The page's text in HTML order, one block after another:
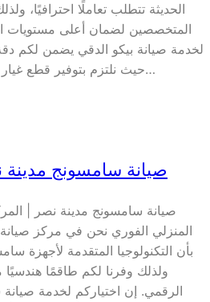
الحديثة تتطلب تعاملًا احترافيًا،
المتخصصين لضمان أعلى مستويات
لخدمة صيانة بيكو الدقي يضمن لكم
حيث نلتزم بتوفير قطع غيار أصلية ومعتمدة تعيد جهازك…
صيانة سامسونج مدينة نصر
صيانة سامسونج مدينة نصر |
المنزلي الفوري نحن في مركز
بأن التكنولوجيا المتقدمة لأجهزة
ولذلك وفرنا لكم طاقمًا
الرقمي. إن اختياركم لخدمة